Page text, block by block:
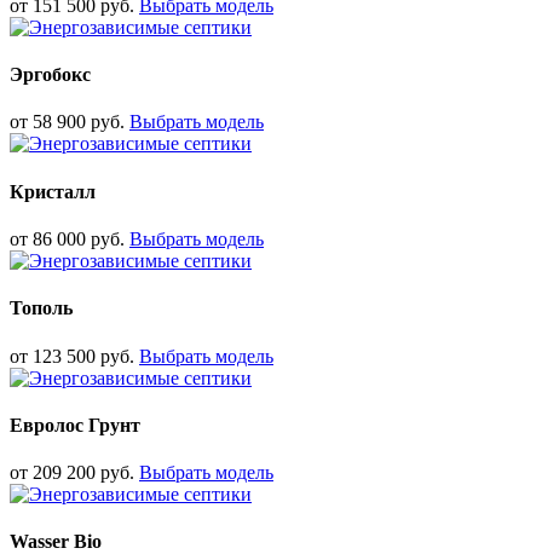
от 151 500 руб. Выбрать модель
Эргобокс
от 58 900 руб. Выбрать модель
Кристалл
от 86 000 руб. Выбрать модель
Тополь
от 123 500 руб. Выбрать модель
Евролос Грунт
от 209 200 руб. Выбрать модель
Wasser Bio